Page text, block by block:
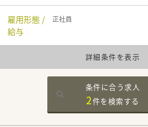
雇用形態 /
給与
正社員
詳細条件を表示
条件に合う求人
2件を検索する